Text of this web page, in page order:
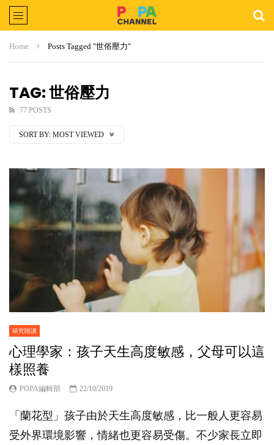
Home Posts Tagged "世俗壓力"
TAG: 世俗壓力
77 POSTS
SORT BY: MOST VIEWED
研究咁講
心理學家：孩子天生高度敏感，父母可以這
樣照養
POPA編輯部 22/10/2019
「蘭花型」孩子由於天生高度敏感，比一般人更容易
受外界環境影響，情緒也更容易受傷。不少家長立即